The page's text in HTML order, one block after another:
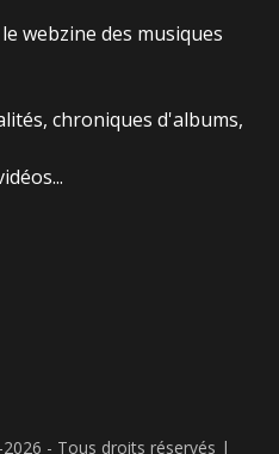
webzine des musiques
chroniques d'albums,
- Tous droits réservés |